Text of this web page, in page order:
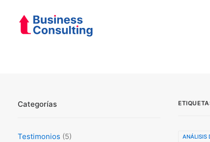
Categorías
Testimonios (5)
ANÁLISIS